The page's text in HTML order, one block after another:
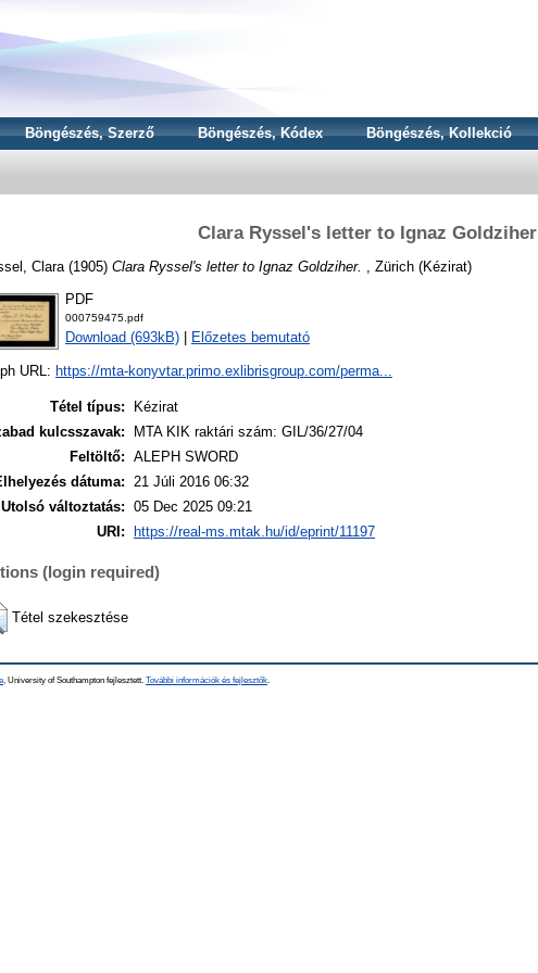
Böngészés, Szerző Böngészés, Kódex Böngészés, Kollekció
Clara Ryssel's letter to Ignaz Goldziher
Clara (1905) Clara Ryssel's letter to Ignaz Goldziher. , Zürich (Kézirat)
PDF
000759475.pdf
Download (693kB) Előzetes bemutató
URL: https://mta-konyvtar.primo.exlibrisgroup.com/perma...
Tétel típus:
Kézirat
kulcsszavak:
MTA KIK raktári szám: GIL/36/27/04
Feltöltő: ALEPH SWORD
dátuma: 21 Júli 2016 06:32
Utolsó változtatás: 05 Dec 2025 09:21
URI:
https://real-ms.mtak.hu/id/eprint/11197
(login required)
Tétel szekesztése
, University of Southampton fejlesztett. További információk és fejlesztők